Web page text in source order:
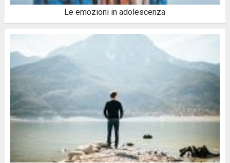
Le emozioni in adolescenza